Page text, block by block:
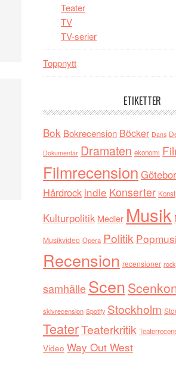
Teater
TV
TV-serier
Toppnytt
ETIKETTER
Bok Bokrecension Böcker Dans
Dokumentär Dramaten ekonomi
Filmrecension
Hårdrock indie Konserter Konst
Kulturpolitik Medier Musik
Musikvideo Opera Politik
Recension recensioner rock
samhälleScen
skivrecension Spotify Stockholm
TeaterTeaterkritik
Video Way Out West